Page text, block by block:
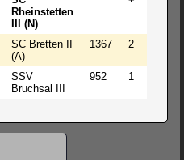
Rheinstetten
III (N)
SC Bretten II
(A)
1367 2
SSV
Bruchsal III
952 1